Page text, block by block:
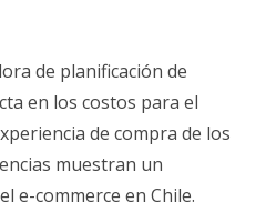
de planificación de
en los costos para el
de compra de los
muestran un
e-commerce en Chile.